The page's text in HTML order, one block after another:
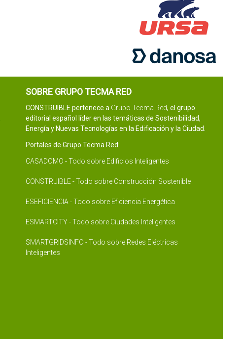
SOBRE GRUPO TECMA RED
CONSTRUIBLE pertenece a Grupo Tecma Red, el grupo
editorial español líder en las temáticas de Sostenibilidad,
Energía y Nuevas Tecnologías en la Edificación y la Ciudad.
Portales de Grupo Tecma Red:
CASADOMO - Todo sobre Edificios Inteligentes
CONSTRUIBLE - Todo sobre Construcción Sostenible
ESEFICIENCIA - Todo sobre Eficiencia Energética
ESMARTCITY - Todo sobre Ciudades Inteligentes
SMARTGRIDSINFO - Todo sobre Redes Eléctricas
Inteligentes